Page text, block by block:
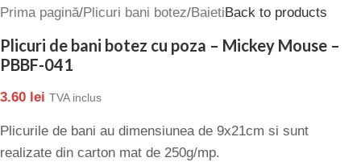
Prima pagină/Plicuri bani botez/BaietiBack to products
Plicuri de bani botez cu poza – Mickey Mouse –
PBBF-041
3.60 lei TVA inclus
Plicurile de bani au dimensiunea de 9x21cm si sunt
realizate din carton mat de 250g/mp.